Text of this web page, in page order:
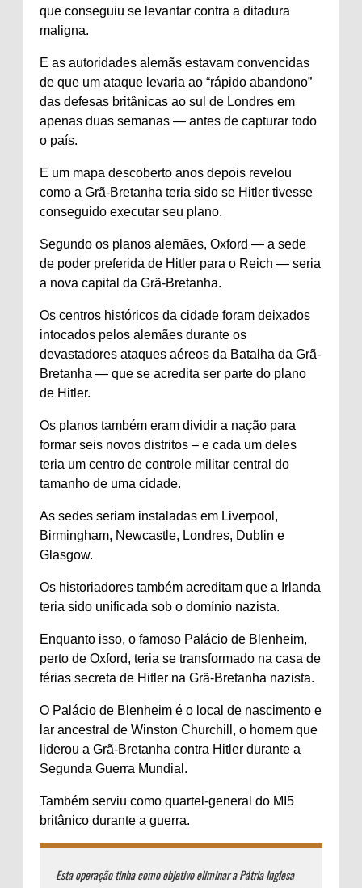
que conseguiu se levantar contra a ditadura
maligna.
E as autoridades alemãs estavam convencidas
de que um ataque levaria ao “rápido abandono”
das defesas britânicas ao sul de Londres em
apenas duas semanas — antes de capturar todo
o país.
E um mapa descoberto anos depois revelou
como a Grã-Bretanha teria sido se Hitler tivesse
conseguido executar seu plano.
Segundo os planos alemães, Oxford — a sede
de poder preferida de Hitler para o Reich — seria
a nova capital da Grã-Bretanha.
Os centros históricos da cidade foram deixados
intocados pelos alemães durante os
devastadores ataques aéreos da Batalha da Grã-
Bretanha — que se acredita ser parte do plano
de Hitler.
Os planos também eram dividir a nação para
formar seis novos distritos – e cada um deles
teria um centro de controle militar central do
tamanho de uma cidade.
As sedes seriam instaladas em Liverpool,
Birmingham, Newcastle, Londres, Dublin e
Glasgow.
Os historiadores também acreditam que a Irlanda
teria sido unificada sob o domínio nazista.
Enquanto isso, o famoso Palácio de Blenheim,
perto de Oxford, teria se transformado na casa de
férias secreta de Hitler na Grã-Bretanha nazista.
O Palácio de Blenheim é o local de nascimento e
lar ancestral de Winston Churchill, o homem que
liderou a Grã-Bretanha contra Hitler durante a
Segunda Guerra Mundial.
Também serviu como quartel-general do MI5
britânico durante a guerra.
Esta operação tinha como objetivo eliminar a Pátria Inglesa